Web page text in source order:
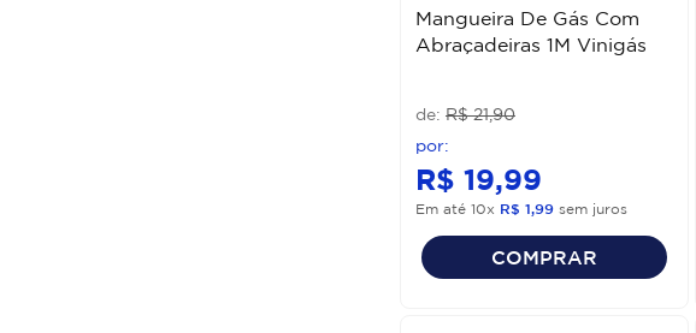
Mangueira De Gás Com
Abraçadeiras 1M Vinigás
R$ 21,90
R$ 19,99
Em até 10x R$ 1,99 sem juros
COMPRAR